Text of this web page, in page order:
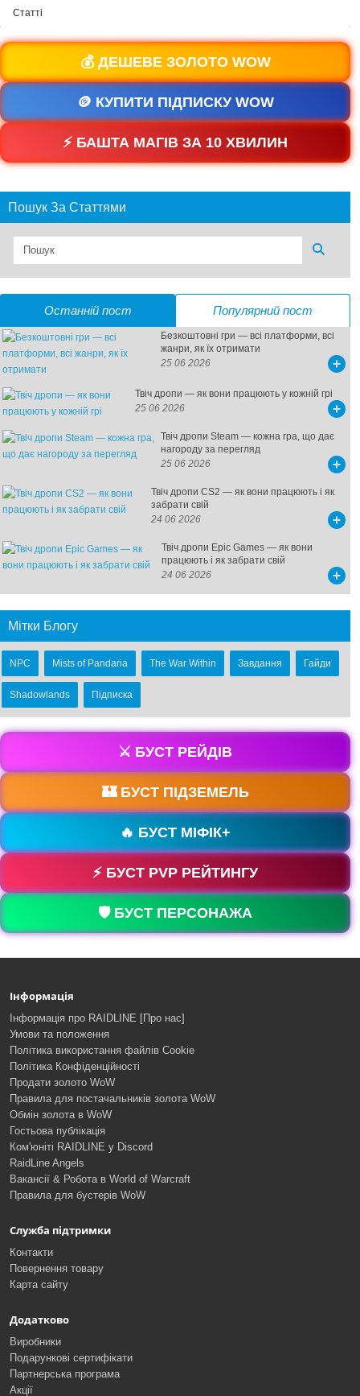
Статті
💰 ДЕШЕВЕ ЗОЛОТО WOW
🪙 КУПИТИ ПІДПИСКУ WOW
⚡ БАШТА МАГІВ ЗА 10 ХВИЛИН
Пошук За Статтями
Останній пост Популярний пост
Безкоштовні гри — всі платформи, всі
жанри, як їх отримати
25 06 2026
Твіч дропи — як вони працюють у кожній грі
25 06 2026
Твіч дропи Steam — кожна гра, що дає
нагороду за перегляд
25 06 2026
Твіч дропи CS2 — як вони працюють і як
забрати свій
24 06 2026
Твіч дропи Epic Games — як вони
працюють і як забрати свій
24 06 2026
Мітки Блогу
NPC Mists of Pandaria The War Within Завдання Гайди
Shadowlands Підписка
⚔️ БУСТ РЕЙДІВ
🏰 БУСТ ПІДЗЕМЕЛЬ
🔥 БУСТ МІФІК+
⚡ БУСТ PVP РЕЙТИНГУ
🛡️ БУСТ ПЕРСОНАЖА
Інформація
Інформація про RAIDLINE [Про нас]
Умови та положення
Політика використання файлів Cookie
Політика Конфіденційності
Продати золото WoW
Правила для постачальників золота WoW
Обмін золота в WoW
Гостьова публікація
Ком'юніті RAIDLINE у Discord
RaidLine Angels
Вакансії & Робота в World of Warcraft
Правила для бустерів WoW
Служба підтримки
Контакти
Повернення товару
Карта сайту
Додатково
Виробники
Подарункові сертифікати
Партнерська програма
Акції